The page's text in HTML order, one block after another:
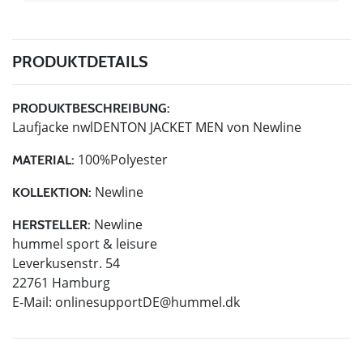
PRODUKTDETAILS
PRODUKTBESCHREIBUNG:
Laufjacke nwlDENTON JACKET MEN von Newline
MATERIAL: 100%Polyester
KOLLEKTION: Newline
HERSTELLER: Newline
hummel sport & leisure
Leverkusenstr. 54
22761 Hamburg
E-Mail: onlinesupportDE@hummel.dk